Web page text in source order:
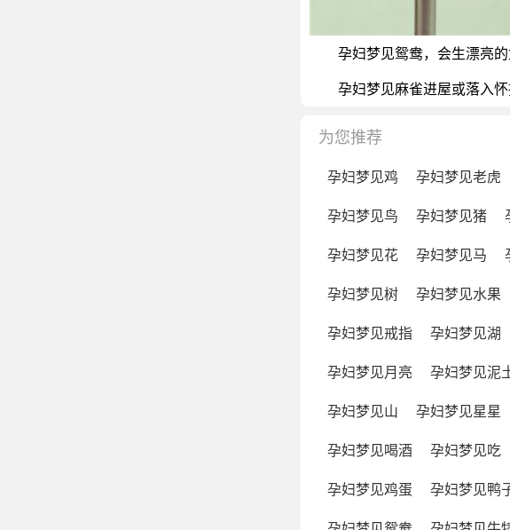
孕妇梦见鸳鸯，会生漂亮的
孕妇梦见麻雀进屋或落入怀
为您推荐
孕妇梦见鸡 孕妇梦见老虎
孕妇梦见鸟
孕妇梦见猪
孕妇梦见花
孕妇梦见马
孕妇梦见树
孕妇梦见水果
孕妇梦见戒指
孕妇梦见湖
孕妇梦见月亮
孕妇梦见泥
孕妇梦见山
孕妇梦见星星
孕妇梦见喝酒
孕妇梦见吃
孕妇梦见鸡蛋
孕妇梦见鸭